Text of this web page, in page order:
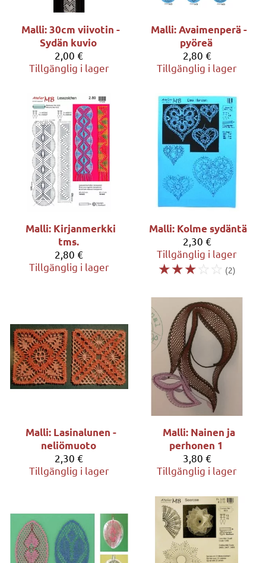
Malli: 30cm viivotin -
Sydän kuvio
2,00 €
Tillgänglig i lager
Malli: Avaimenperä -
pyöreä
2,80 €
Tillgänglig i lager
Malli: Kirjanmerkki
tms.
2,80 €
Tillgänglig i lager
Malli: Kolme sydäntä
2,30 €
Tillgänglig i lager
☆☆☆☆ ☆ (2)
Malli: Lasinalunen -
neliömuoto
2,30 €
Tillgänglig i lager
Malli: Nainen ja
perhonen 1
3,80 €
Tillgänglig i lager